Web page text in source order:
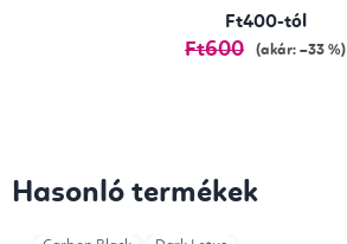
Ft400-tól
Ft600 (akár: –33 %)
Hasonló termékek